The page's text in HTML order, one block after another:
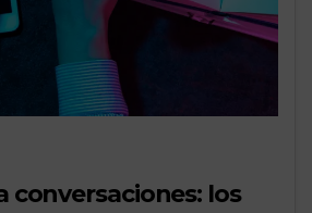
conversaciones: los